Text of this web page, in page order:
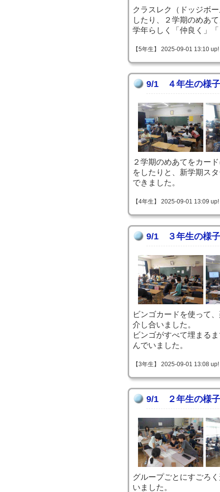
クラスレク（ドッジボ
したり、２学期のめあ
学年らしく「仲良く」
【5年生】 2025-09-01 13:10 up!
9/1 ４年生の様子
２学期のめあてをカー
をしたりと、新学期ス
できました。
【4年生】 2025-09-01 13:09 up!
9/1 ３年生の様子
ビンゴカードを使って
介し合いました。
ビンゴがすべて埋まる
んでいました。
【3年生】 2025-09-01 13:08 up!
9/1 ２年生の様子
グループごとにすごろ
いました。